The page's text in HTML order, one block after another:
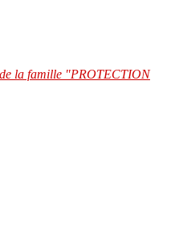
la famille "PROTECTION